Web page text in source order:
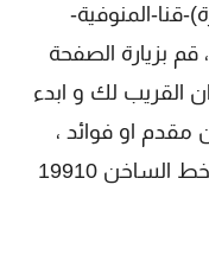
قنا-المنوفية-
قم بزيارة الصفحة
القريب لك و ابدء
او فوائد ،
للاستفسارات يرجى الاتصال على الخط الساخن 19910